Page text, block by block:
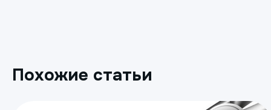
Похожие статьи